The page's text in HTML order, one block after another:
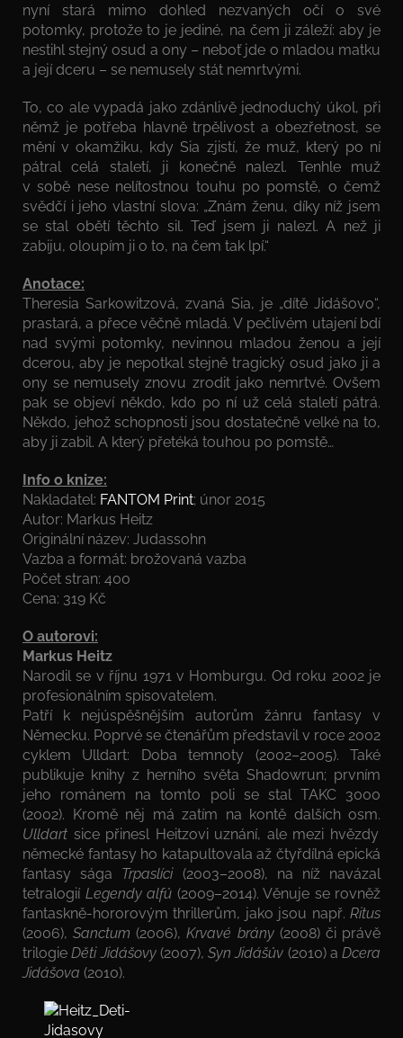
nyní stará mimo dohled nezvaných očí o své
potomky, protože to je jediné, na čem ji záleží: aby je
nestihl stejný osud a ony – neboť jde o mladou matku
a její dceru – se nemusely stát nemrtvými.
To, co ale vypadá jako zdánlivě jednoduchý úkol, při
němž je potřeba hlavně trpělivost a obezřetnost, se
mění v okamžiku, kdy Sia zjistí, že muž, který po ní
pátral celá staletí, ji konečně nalezl. Tenhle muž
v sobě nese nelítostnou touhu po pomstě, o čemž
svědčí i jeho vlastní slova: „Znám ženu, díky níž jsem
se stal obětí těchto sil. Teď jsem ji nalezl. A než ji
zabiju, oloupím ji o to, na čem tak lpí.“
Anotace:
Theresia Sarkowitzová, zvaná Sia, je „dítě Jidášovo“,
prastará, a přece věčně mladá. V pečlivém utajení bdí
nad svými potomky, nevinnou mladou ženou a její
dcerou, aby je nepotkal stejně tragický osud jako ji a
ony se nemusely znovu zrodit jako nemrtvé. Ovšem
pak se objeví někdo, kdo po ní už celá staletí pátrá.
Někdo, jehož schopnosti jsou dostatečně velké na to,
aby ji zabil. A který přetéká touhou po pomstě…
Info o knize:
Nakladatel: FANTOM Print; únor 2015
Autor: Markus Heitz
Originální název: Judassohn
Vazba a formát: brožovaná vazba
Počet stran: 400
Cena: 319 Kč
O autorovi:
Markus Heitz
Narodil se v říjnu 1971 v Homburgu. Od roku 2002 je
profesionálním spisovatelem.
Patří k nejúspěšnějším autorům žánru fantasy v
Německu. Poprvé se čtenářům představil v roce 2002
cyklem Ulldart: Doba temnoty (2002–2005). Také
publikuje knihy z herního světa Shadowrun; prvním
jeho románem na tomto poli se stal TAKC 3000
(2002). Kromě něj má zatím na kontě dalších osm.
Ulldart sice přinesl Heitzovi uznání, ale mezi hvězdy
německé fantasy ho katapultovala až čtyřdílná epická
fantasy sága Trpaslíci(2003–2008), na níž navázal
tetralogií Legendy alfů (2009–2014). Věnuje se rovněž
fantaskně-hororovým thrillerům, jako jsou např. Ritus
(2006),Sanctum (2006),Krvavé brány(2008) či právě
trilogieDěti Jidášovy(2007), Syn Jidášův (2010) a Dcera
Jidášova (2010).